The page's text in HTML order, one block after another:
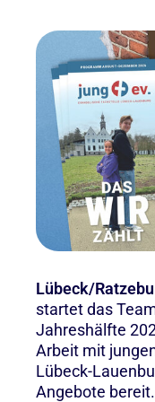
Lübeck/
startet das
Jahreshälfte
Arbeit mit
Lübeck-
Angebote bereit.